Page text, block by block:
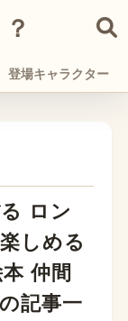
登場キャラクター
ロン
しめる
仲間
記事一